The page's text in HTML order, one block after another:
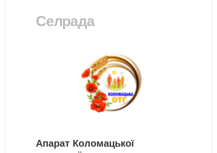
Селрада
Апарат Коломацької